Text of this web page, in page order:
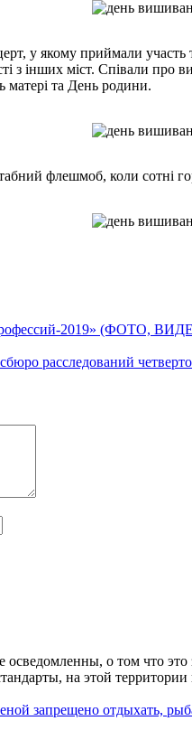
у якому приймали участь
з інших міст. Співали про
матері та День родини.
флешмоб, коли сотні
2019» (ФОТО,
расследований
о том что это
на этой
запрещено отдыхать,